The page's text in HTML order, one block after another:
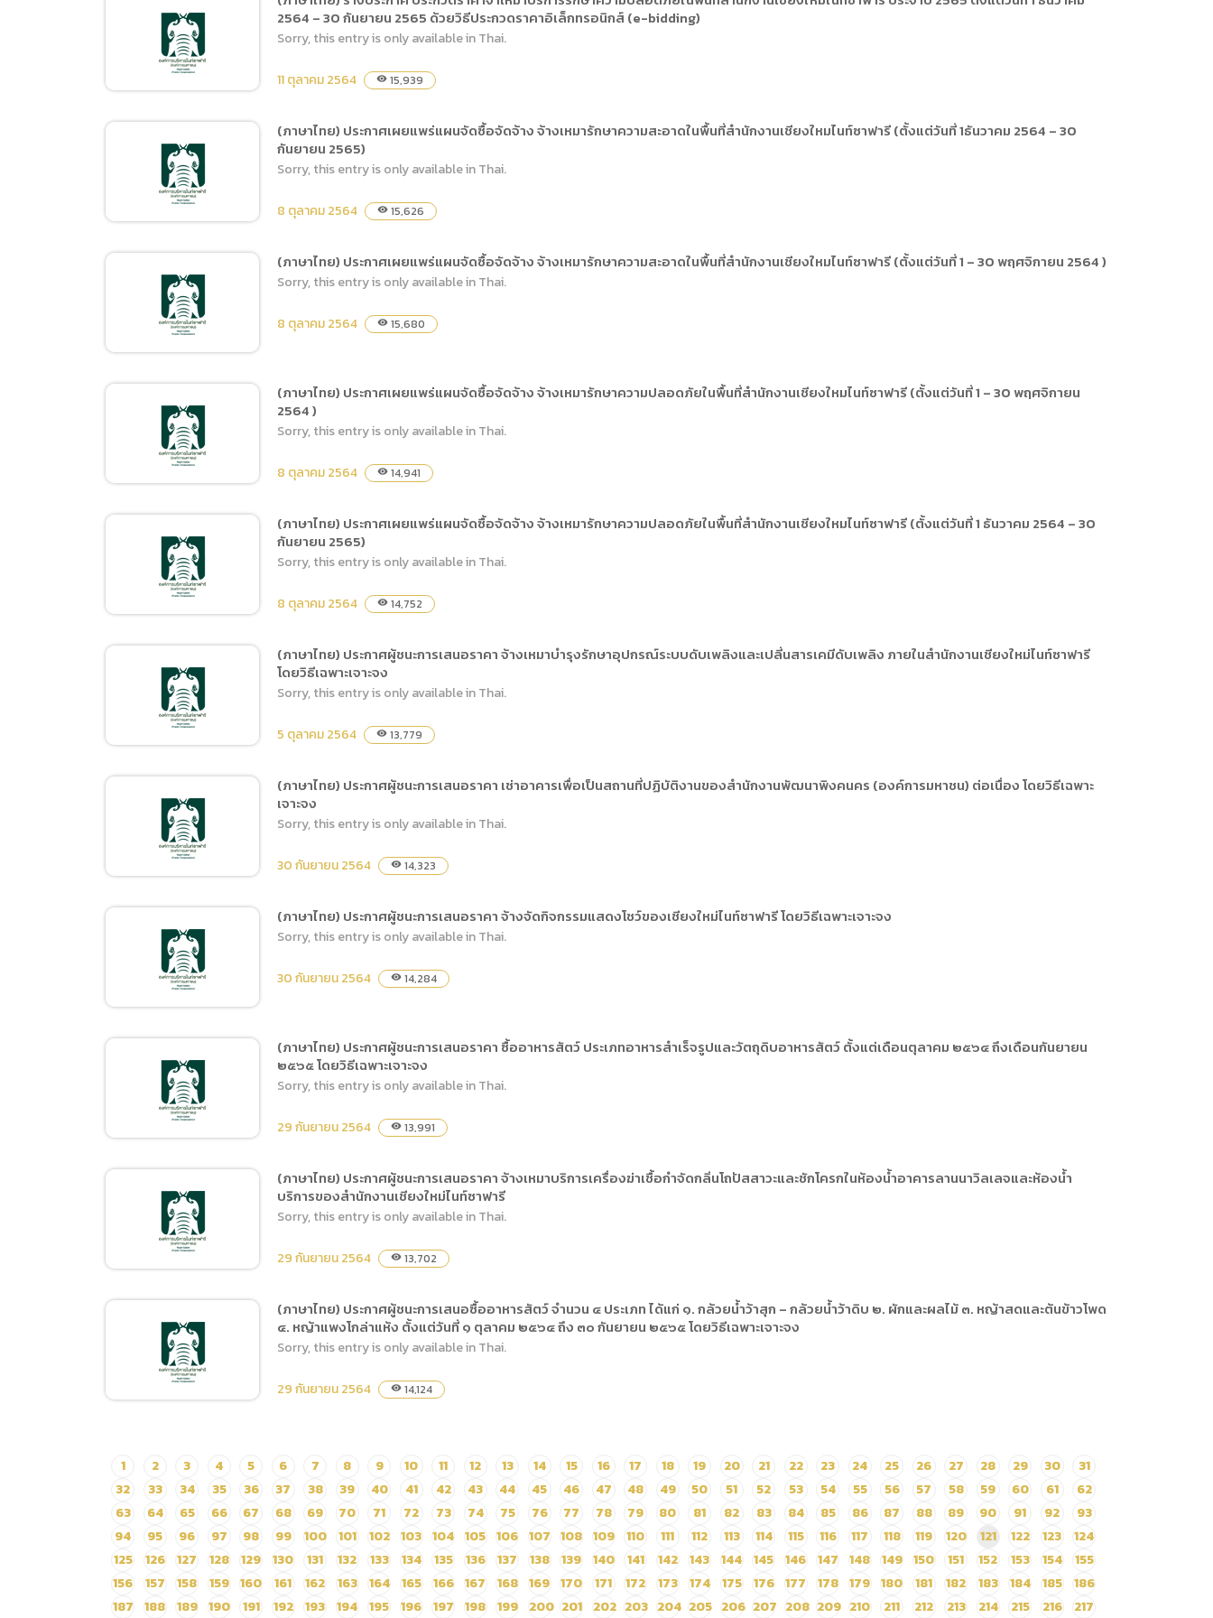
The rules
คู่มือหรือแนวทางการให้บริการสำหรับผู้รับบริการหรือผู้มาติดต่อ
(ภาษาไทย) รายงานผลการบริหารและพัฒนาทรัพยากรบุคคล
(ภาษาไทย) การเปิดเผยข้อมูลสาธารณะขององค์กร พ.ศ. 2569
Data utilization (Open Data)
(ภาษาไทย) ประกาศผู้ชนะ
การเสนอราคา ซื้อน้ำมันเชื้อ
เพลิงชนิดดีเซล B7 และชนิด
แก๊สโซฮอล์ 75 โดยวิธี
เฉพาะเจาะจง
(ภาษาไทย) ร่างประกาศ
ประกวดราคาจ้าเหมาบริการ
รักษาความปลอดภัยในพื้นที่
สำนักงานเชียงใหม่ไนท์
ซาฟารี ประจำปี 2565 ตั้งแต่
วันที่ 1 ธันวาคม 2564 – 30
กันยายน 2565 ด้วยวิธี
ประกวดราคาอิเล็กทรอนิกส์
(e-bidding)
2564 – 30 กันยายน 2565 ด้วยวิธีประกวดราคาอิเล็กทรอนิกส์ (e-bidding)
Sorry, this entry is only available in Thai.
11 ตุลาคม 2564 visibility 15,939
(ภาษาไทย) ประกาศเผยแพร่
แผนจัดซื้อจัดจ้าง จ้างเหมา
รักษาความสะอาดในพื้นที่
สำนักงานเชียงใหมไนท์
ซาฟารี (ตั้งแต่วันที่ 1ธันวาคม
2564 – 30 กันยายน 2565)
(ภาษาไทย) ประกาศเผยแพร่แผนจัดซื้อจัดจ้าง จ้างเหมารักษาความสะอาดในพื้นที่สำนักงานเชียงใหมไนท์ซาฟารี (ตั้งแต่วันที่ 1ธันวาคม 2564 – 30
กันยายน 2565)
Sorry, this entry is only available in Thai.
8 ตุลาคม 2564 visibility 15,626
(ภาษาไทย) ประกาศเผยแพร่
แผนจัดซื้อจัดจ้าง จ้างเหมา
รักษาความสะอาดในพื้นที่
สำนักงานเชียงใหมไนท์
ซาฟารี (ตั้งแต่วันที่ 1 – 30
พฤศจิกายน 2564 )
(ภาษาไทย) ประกาศเผยแพร่แผนจัดซื้อจัดจ้าง จ้างเหมารักษาความสะอาดในพื้นที่สำนักงานเชียงใหมไนท์ซาฟารี (ตั้งแต่วันที่ 1 – 30 พฤศจิกายน 2564 )
Sorry, this entry is only available in Thai.
8 ตุลาคม 2564 visibility 15,680
(ภาษาไทย) ประกาศเผยแพร่
แผนจัดซื้อจัดจ้าง จ้างเหมา
รักษาความปลอดภัยในพื้นที่
สำนักงานเชียงใหมไนท์
ซาฟารี (ตั้งแต่วันที่ 1 – 30
พฤศจิกายน 2564 )
(ภาษาไทย) ประกาศเผยแพร่แผนจัดซื้อจัดจ้าง จ้างเหมารักษาความปลอดภัยในพื้นที่สำนักงานเชียงใหมไนท์ซาฟารี (ตั้งแต่วันที่ 1 – 30 พฤศจิกายน
2564 )
Sorry, this entry is only available in Thai.
8 ตุลาคม 2564 visibility 14,941
(ภาษาไทย) ประกาศเผยแพร่
แผนจัดซื้อจัดจ้าง จ้างเหมา
รักษาความปลอดภัยในพื้นที่
สำนักงานเชียงใหมไนท์
ซาฟารี (ตั้งแต่วันที่ 1
ธันวาคม 2564 – 30
กันยายน 2565)
(ภาษาไทย) ประกาศเผยแพร่แผนจัดซื้อจัดจ้าง จ้างเหมารักษาความปลอดภัยในพื้นที่สำนักงานเชียงใหมไนท์ซาฟารี (ตั้งแต่วันที่ 1 ธันวาคม 2564 – 30
กันยายน 2565)
Sorry, this entry is only available in Thai.
8 ตุลาคม 2564 visibility 14,752
(ภาษาไทย) ประกาศผู้ชนะ
การเสนอราคา จ้างเหมาบำรุง
รักษาอุปกรณ์ระบบดับเพลิง
และเปลี่นสารเคมีดับเพลิง
ภายในสำนักงานเชียงใหม่
ไนท์ซาฟารี โดยวิธีเฉพาะ
(ภาษาไทย) ประกาศผู้ชนะการเสนอราคา จ้างเหมาบำรุงรักษาอุปกรณ์ระบบดับเพลิงและเปลี่นสารเคมีดับเพลิง ภายในสำนักงานเชียงใหม่ไนท์ซาฟารี
โดยวิธีเฉพาะเจาะจง
Sorry, this entry is only available in Thai.
5 ตุลาคม 2564 visibility 13,779
(ภาษาไทย) ประกาศผู้ชนะ
การเสนอราคา เช่าอาคารเพื่อ
เป็นสถานที่ปฏิบัติงานของ
สำนักงานพัฒนาพิงคนคร
(องค์การมหาชน) ต่อเนื่อง
โดยวิธีเฉพาะเจาะจง
(ภาษาไทย) ประกาศผู้ชนะการเสนอราคา เช่าอาคารเพื่อเป็นสถานที่ปฏิบัติงานของสำนักงานพัฒนาพิงคนคร (องค์การมหาชน) ต่อเนื่อง โดยวิธีเฉพาะ
เจาะจง
Sorry, this entry is only available in Thai.
30 กันยายน 2564 visibility 14,323
(ภาษาไทย) ประกาศผู้ชนะ
การเสนอราคา จ้างจัด
กิจกรรมแสดงโชว์ของเชียง
ใหม่ไนท์ซาฟารี โดยวิธีเฉพาะ
เจาะจง
(ภาษาไทย) ประกาศผู้ชนะการเสนอราคา จ้างจัดกิจกรรมแสดงโชว์ของเชียงใหม่ไนท์ซาฟารี โดยวิธีเฉพาะเจาะจง
Sorry, this entry is only available in Thai.
30 กันยายน 2564 visibility 14,284
(ภาษาไทย) ประกาศผู้ชนะ
การเสนอราคา ซื้ออาหาร
สัตว์ ประเภทอาหารสำเร็จรูป
และวัตถุดิบอาหารสัตว์
ตั้งแต่เดือนตุลาคม ๒๕๖๔
ถึงเดือนกันยายน ๒๕๖๕
โดยวิธีเฉพาะเจาะจง
(ภาษาไทย) ประกาศผู้ชนะการเสนอราคา ซื้ออาหารสัตว์ ประเภทอาหารสำเร็จรูปและวัตถุดิบอาหารสัตว์ ตั้งแต่เดือนตุลาคม ๒๕๖๔ ถึงเดือนกันยายน
๒๕๖๕ โดยวิธีเฉพาะเจาะจง
Sorry, this entry is only available in Thai.
29 กันยายน 2564 visibility 13,991
(ภาษาไทย) ประกาศผู้ชนะ
การเสนอราคา จ้างเหมา
บริการเครื่องฆ่าเชื้อกำจัด
กลิ่นโถปัสสาวะและชักโครก
สำนักงานเชียงใหม่ไนท์
ซาฟารี
(ภาษาไทย) ประกาศผู้ชนะการเสนอราคา จ้างเหมาบริการเครื่องฆ่าเชื้อกำจัดกลิ่นโถปัสสาวะและชักโครกในห้องน้ำอาคารลานนาวิลเลจและห้องน้ำ
บริการของสำนักงานเชียงใหม่ไนท์ซาฟารี
Sorry, this entry is only available in Thai.
29 กันยายน 2564 visibility 13,702
(ภาษาไทย) ประกาศผู้ชนะ
การเสนอซื้ออาหารสัตว์
จำนวน ๔ ประเภท ได้แก่ ๑.
กล้วยน้ำว้าสุก – กล้วยน้ำว้า
ดิบ ๒. ผักและผลไม้ ๓. หญ้า
สดและต้นข้าวโพด ๔. หญ้า
แพงโกล่าแห้ง ตั้งแต่วันที่ ๑
(ภาษาไทย) ประกาศผู้ชนะการเสนอซื้ออาหารสัตว์ จำนวน ๔ ประเภท ได้แก่ ๑. กล้วยน้ำว้าสุก – กล้วยน้ำว้าดิบ ๒. ผักและผลไม้ ๓. หญ้าสดและต้นข้าวโพด
๔. หญ้าแพงโกล่าแห้ง ตั้งแต่วันที่ ๑ ตุลาคม ๒๕๖๔ ถึง ๓๐ กันยายน ๒๕๖๕ โดยวิธีเฉพาะเจาะจง
Sorry, this entry is only available in Thai.
29 กันยายน 2564 visibility 14,124
1 2 3 4 5 6 7 8 9 10 11 12 13 14 15 16 17 18 19 20 21 22 23 24 25 26 27 28 29 30
31
32
33 34 35 36 37 38 39 40 41 42 43 44 45 46 47 48 49 50 51 52 53 54 55 56 57 58 59 60 61
62
63
64 65 66 67 68 69 70 71 72 73 74 75 76 77 78 79 80 81 82 83 84 85 86 87 88 89 90 91 92
93
94
95 96 97 98 99 100 101 102 103 104 105 106 107 108 109 110 111 112 113 114 115 116 117 118 119 120 121 122 123
124
125
126 127 128 129 130 131 132 133 134 135 136 137 138 139 140 141 142 143 144 145 146 147 148 149 150 151 152 153 154
155
156
157 158 159 160 161 162 163 164 165 166 167 168 169 170 171 172 173 174 175 176 177 178 179 180 181 182 183 184 185
186
187
188 189 190 191 192 193 194 195 196 197 198 199 200 201 202 203 204 205 206 207 208 209 210 211 212 213 214 215 216 217